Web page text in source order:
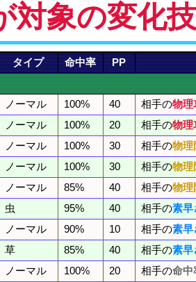
対象の変化技
タイプ 命中率 PP
ノーマル 100% 40 相手の物理
ノーマル 100% 20 相手の物理
ノーマル 100% 30 相手の物理
ノーマル 100% 30 相手の物理
ノーマル 85% 40 相手の物理
虫 95% 40 相手の素早
ノーマル 90% 10 相手の素早
草 85% 40 相手の素早
ノーマル 100% 20 相手の命中